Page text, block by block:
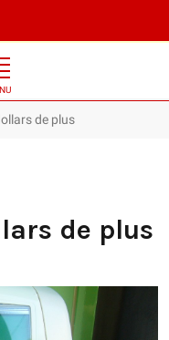
de plus
de plus